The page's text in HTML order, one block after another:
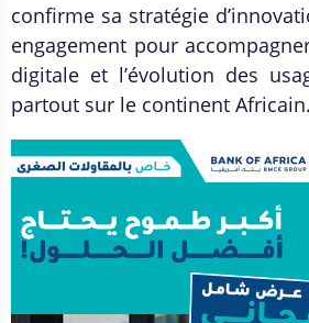
confirme sa stratégie
engagement pour
digitale et l’évolution des
partout sur le continent Africain.